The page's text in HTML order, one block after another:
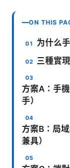
ON THIS
为什么
三種實
方案A：手
手）
方案B：局
兼具）